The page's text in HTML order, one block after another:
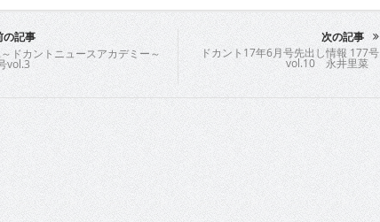
の記事
ドカントニュースアカデミー～
vol.3
次の記事
ドカント17年6月号先出し情報 177号
vol.10 永井里菜